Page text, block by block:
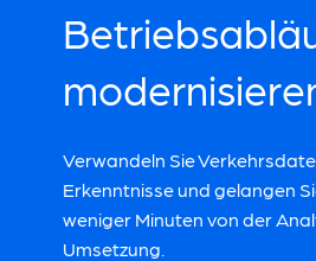
Verwandeln Sie
Erkenntnisse und gelangen
weniger Minuten von der
Umsetzung.